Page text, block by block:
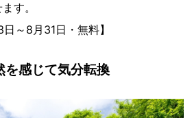
す。
～8月31日・無料】
感じて気分転換